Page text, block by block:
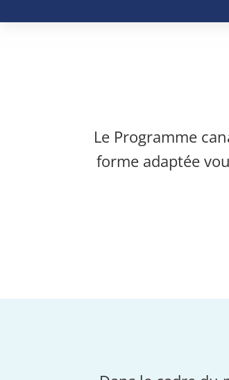
Le Programme
forme adaptée